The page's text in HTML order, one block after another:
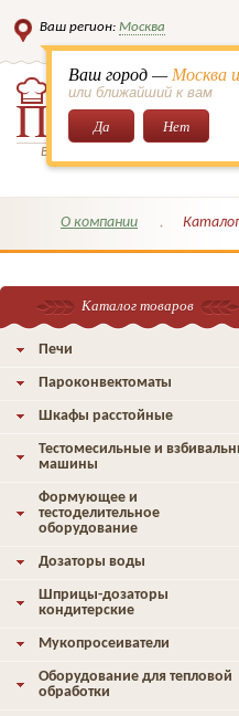
Ваш регион: Москва
Ваш город —Москва
или ближайший к вам
Да Нет
Всё для кондитеров и поваров!
О компании
Каталог товаров
Печи
Пароконвектоматы
Шкафы расстойные
Тестомесильные и
машины
Формующее и
тестоделительное
оборудование
Дозаторы воды
Шприцы-дозаторы
кондитерские
Мукопросеиватели
Оборудование для тепловой
обработки